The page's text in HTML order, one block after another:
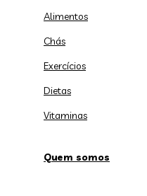
Alimentos
Chás
Exercícios
Dietas
Vitaminas
Quem somos